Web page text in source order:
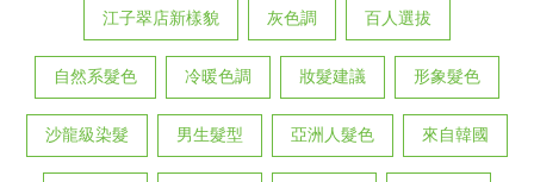
江子翠店新樣貌 灰色調 百人選拔
自然系髮色 冷暖色調 妝髮建議 形象髮色
沙龍級染髮 男生髮型 亞洲人髮色 來自韓國